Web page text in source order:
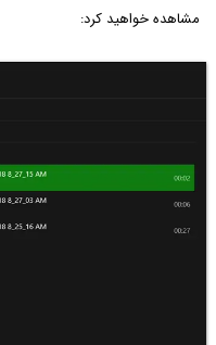
مشاهده خواهید کرد: